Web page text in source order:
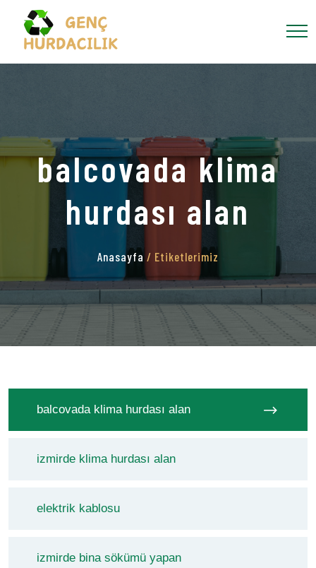
balcovada klima
hurdası alan
Anasayfa / Etiketlerimiz
balcovada klima hurdası alan
izmirde klima hurdası alan
elektrik kablosu
izmirde bina sökümü yapan